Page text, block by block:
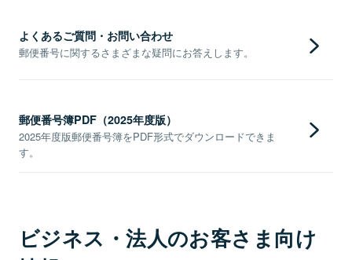
よくあるご質問・お問い合わせ
郵便番号に関するさまざまな疑問にお答えします。
郵便番号簿PDF（2025年度版）
2025年度版郵便番号簿をPDF形式でダウンロードできま
す。
ビジネス・法人のお客さま向け